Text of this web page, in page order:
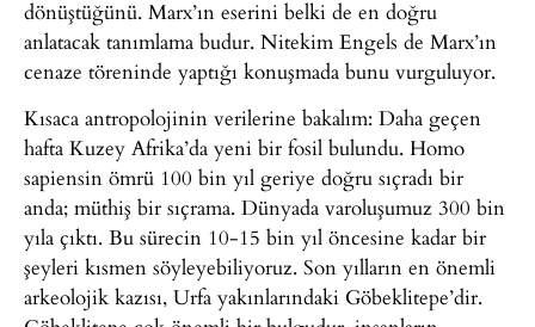
dönüştüğünü. Marx’ın eserini belki de en doğru
anlatacak tanımlama budur. Nitekim Engels de Marx’ın
cenaze töreninde yaptığı konuşmada bunu vurguluyor.
Kısaca antropolojinin verilerine bakalım: Daha geçen
hafta Kuzey Afrika’da yeni bir fosil bulundu. Homo
sapiensin ömrü 100 bin yıl geriye doğru sıçradı bir
anda; müthiş bir sıçrama. Dünyada varoluşumuz 300 bin
yıla çıktı. Bu sürecin 10-15 bin yıl öncesine kadar bir
şeyleri kısmen söyleyebiliyoruz. Son yılların en önemli
arkeolojik kazısı, Urfa yakınlarındaki Göbeklitepe’dir.